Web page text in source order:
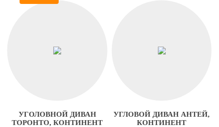
УГОЛОВНОЙ ДИВАН
ТОРОНТО, КОНТИНЕНТ
УГЛОВОЙ ДИВАН АНТЕЙ,
КОНТИНЕНТ